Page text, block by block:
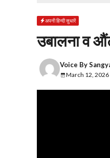
अपनी हिन्दी सुधारें
उबालना व
Voice By
March 12, 2026